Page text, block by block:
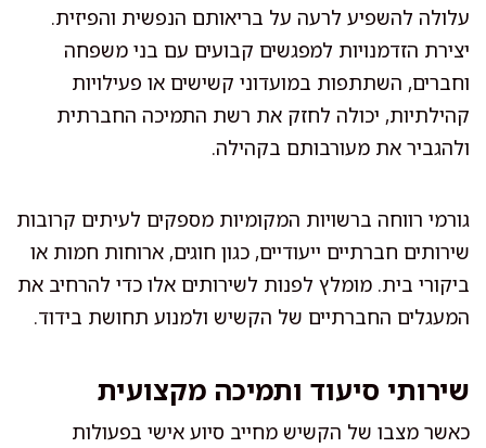
עלולה להשפיע לרעה על בריאותם הנפשית והפיזית.
יצירת הזדמנויות למפגשים קבועים עם בני משפחה
וחברים, השתתפות במועדוני קשישים או פעילויות
קהילתיות, יכולה לחזק את רשת התמיכה החברתית
ולהגביר את מעורבותם בקהילה.
גורמי רווחה ברשויות המקומיות מספקים לעיתים קרובות
שירותים חברתיים ייעודיים, כגון חוגים, ארוחות חמות או
ביקורי בית. מומלץ לפנות לשירותים אלו כדי להרחיב את
המעגלים החברתיים של הקשיש ולמנוע תחושת בידוד.
שירותי סיעוד ותמיכה מקצועית
כאשר מצבו של הקשיש מחייב סיוע אישי בפעולות